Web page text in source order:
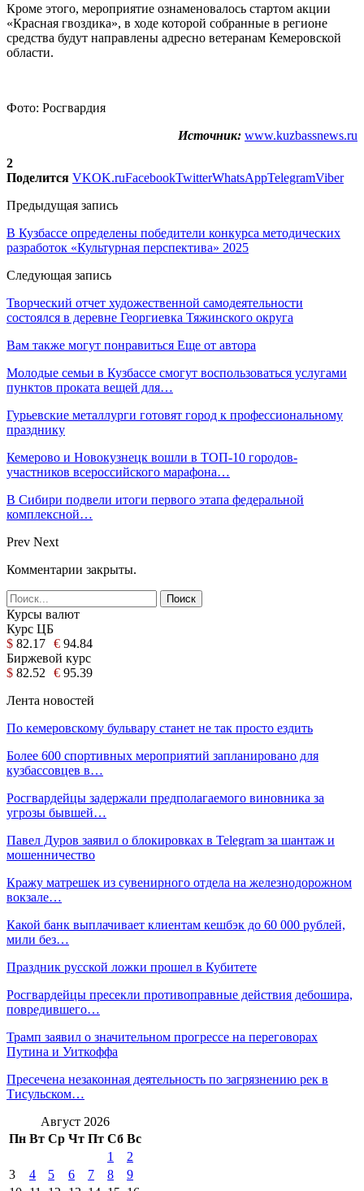
Кроме этого, мероприятие ознаменовалось стартом акции
«Красная гвоздика», в ходе которой собранные в регионе
средства будут направлены адресно ветеранам Кемеровской
области.
Фото: Росгвардия
Источник: www.kuzbassnews.ru
2
Поделится VKOK.ruFacebookTwitterWhatsAppTelegramViber
Предыдущая запись
В Кузбассе определены победители конкурса методических
разработок «Культурная перспектива» 2025
Следующая запись
Творческий отчет художественной самодеятельности
состоялся в деревне Георгиевка Тяжинского округа
Вам также могут понравиться Еще от автора
Молодые семьи в Кузбассе смогут воспользоваться услугами
пунктов проката вещей для…
Гурьевские металлурги готовят город к профессиональному
празднику
Кемерово и Новокузнецк вошли в ТОП-10 городов-
участников всероссийского марафона…
В Сибири подвели итоги первого этапа федеральной
комплексной…
Prev Next
Комментарии закрыты.
Курсы валют
Курс ЦБ
$ 82.17 € 94.84
Биржевой курс
$ 82.52 € 95.39
Лента новостей
По кемеровскому бульвару станет не так просто ездить
Более 600 спортивных мероприятий запланировано для
кузбассовцев в…
Росгвардейцы задержали предполагаемого виновника за
угрозы бывшей…
Павел Дуров заявил о блокировках в Telegram за шантаж и
мошенничество
Кражу матрешек из сувенирного отдела на железнодорожном
вокзале…
Какой банк выплачивает клиентам кешбэк до 60 000 рублей,
мили без…
Праздник русской ложки прошел в Кубитете
Росгвардейцы пресекли противоправные действия дебошира,
повредившего…
Трамп заявил о значительном прогрессе на переговорах
Путина и Уиткоффа
Пресечена незаконная деятельность по загрязнению рек в
Тисульском…
Август 2026
Пн Вт Ср Чт Пт Сб Вс
1
2
3
4 5 6 7 8
9